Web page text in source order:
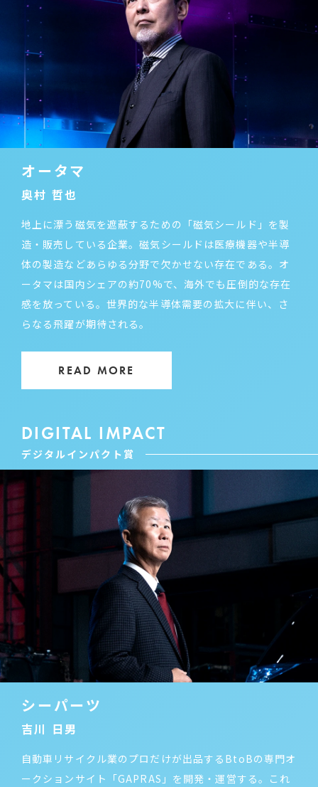
オータマ
奥村 哲也
地上に漂う磁気を遮蔽するための「磁気シールド」を製
造・販売している企業。磁気シールドは医療機器や半導
体の製造などあらゆる分野で欠かせない存在である。オ
ータマは国内シェアの約70%で、海外でも圧倒的な存在
感を放っている。世界的な半導体需要の拡大に伴い、さ
らなる飛躍が期待される。
READ MORE
DIGITAL IMPACT
デジタルインパクト賞
シーパーツ
吉川 日男
自動車リサイクル業のプロだけが出品するBtoBの専門オ
ークションサイト「GAPRAS」を開発・運営する。これ